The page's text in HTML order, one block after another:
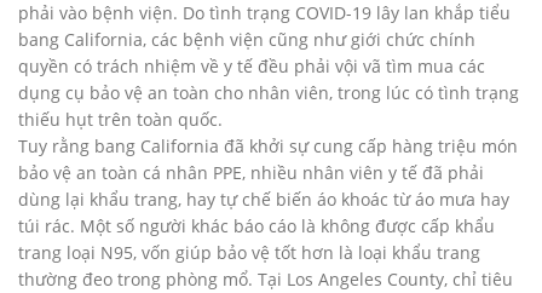
phải vào bệnh viện. Do tình trạng COVID-19 lây lan khắp tiểu
bang California, các bệnh viện cũng như giới chức chính
quyền có trách nhiệm về y tế đều phải vội vã tìm mua các
dụng cụ bảo vệ an toàn cho nhân viên, trong lúc có tình trạng
thiếu hụt trên toàn quốc.
Tuy rằng bang California đã khởi sự cung cấp hàng triệu món
bảo vệ an toàn cá nhân PPE, nhiều nhân viên y tế đã phải
dùng lại khẩu trang, hay tự chế biến áo khoác từ áo mưa hay
túi rác. Một số người khác báo cáo là không được cấp khẩu
trang loại N95, vốn giúp bảo vệ tốt hơn là loại khẩu trang
thường đeo trong phòng mổ. Tại Los Angeles County, chỉ tiêu